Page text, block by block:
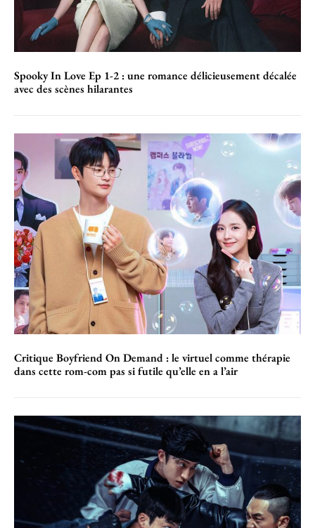
Spooky In Love Ep 1-2 : une romance délicieusement décalée
avec des scènes hilarantes
Critique Boyfriend On Demand : le virtuel comme thérapie
dans cette rom-com pas si futile qu’elle en a l’air